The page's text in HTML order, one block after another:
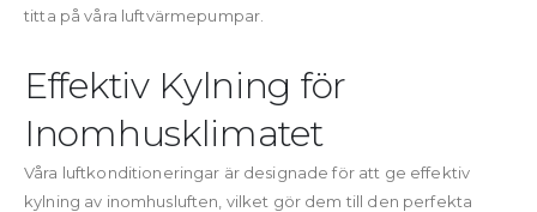
titta på våra luftvärmepumpar.
Effektiv Kylning för
Inomhusklimatet
Våra luftkonditioneringar är designade för att ge effektiv
kylning av inomhusluften, vilket gör dem till den perfekta